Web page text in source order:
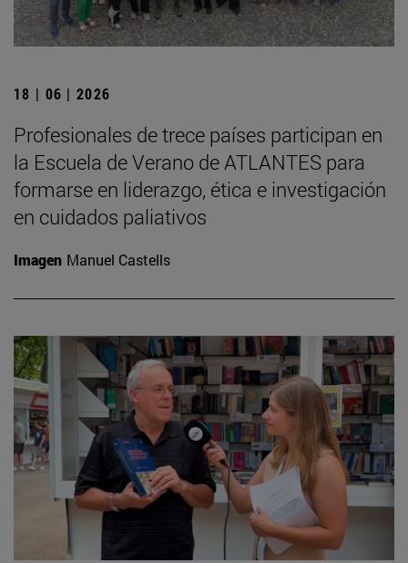
18 | 06 | 2026
Profesionales de trece países participan en
la Escuela de Verano de ATLANTES para
formarse en liderazgo, ética e investigación
en cuidados paliativos
Imagen Manuel Castells